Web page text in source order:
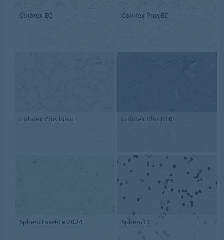
Colorex EC Colorex Plus EC
Colorex Plus Basic Colorex Plus R10
Sphera Essence 2024 Sphera EC